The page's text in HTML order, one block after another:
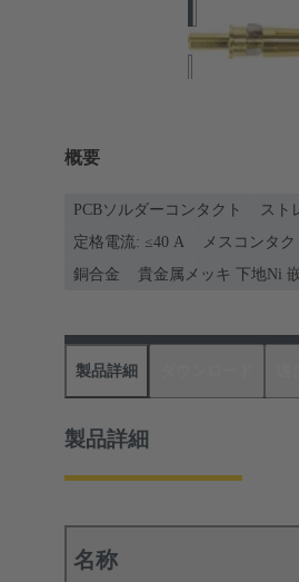
概要
PCBソルダーコンタクト
スト
定格電流: ≤40 A
メスコンタ
銅合金
貴金属メッキ 下地Ni
製品詳細
製品詳細
名称